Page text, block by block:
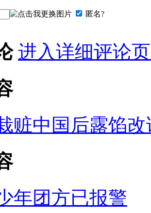
匿名?
进入详细评论
赃中国后露馅
年团方已报警